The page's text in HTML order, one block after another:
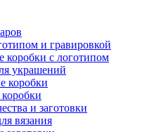
и гравировкой
коробки с логотипом
украшений
коробки
и заготовки
вязания